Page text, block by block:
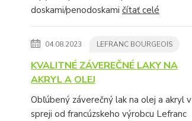
doskami/penodoskami čítať celé
04.08.2023 LEFRANC BOURGEOIS
KVALITNÉ ZÁVEREČNÉ LAKY NA
AKRYL A OLEJ
Obľúbený záverečný lak na olej a akryl v
spreji od francúzskeho výrobcu Lefranc